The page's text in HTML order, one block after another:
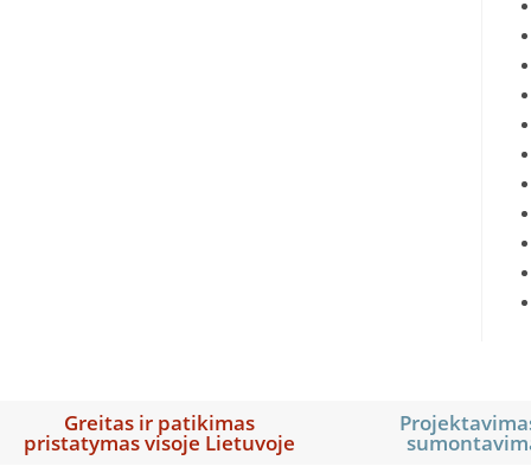
Greitas ir patikimas
pristatymas visoje Lietuvoje